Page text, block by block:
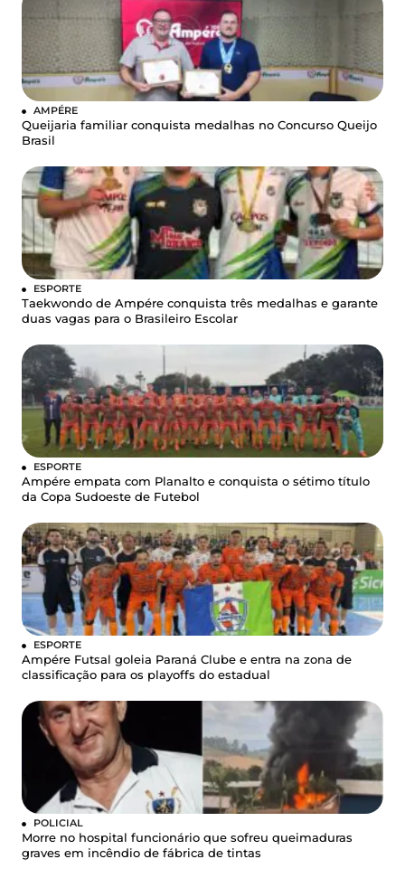
AMPÉRE
Queijaria familiar conquista medalhas no Concurso Queijo
Brasil
ESPORTE
Taekwondo de Ampére conquista três medalhas e garante
duas vagas para o Brasileiro Escolar
ESPORTE
Ampére empata com Planalto e conquista o sétimo título
da Copa Sudoeste de Futebol
ESPORTE
Ampére Futsal goleia Paraná Clube e entra na zona de
classificação para os playoffs do estadual
POLICIAL
Morre no hospital funcionário que sofreu queimaduras
graves em incêndio de fábrica de tintas